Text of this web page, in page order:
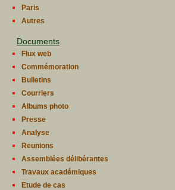
Paris
Autres
Documents
Flux web
Commémoration
Bulletins
Courriers
Albums photo
Presse
Analyse
Reunions
Assemblées délibérantes
Travaux académiques
Etude de cas